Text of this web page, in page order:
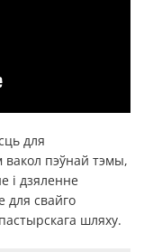
для
вакол пэўнай тэмы,
і дзяленне
для свайго
шляху.